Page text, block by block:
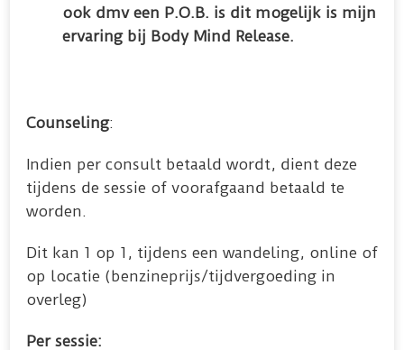
ook dmv een P.O.B. is dit mogelijk is mijn
ervaring bij Body Mind Release.
Counseling:
Indien per consult betaald wordt, dient deze
tijdens de sessie of voorafgaand betaald te
worden.
Dit kan 1 op 1, tijdens een wandeling, online of
op locatie (benzineprijs/tijdvergoeding in
overleg)
Per sessie: